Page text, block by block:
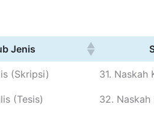
Jenis
(Skripsi) 31. Naskah
(Tesis) 32.